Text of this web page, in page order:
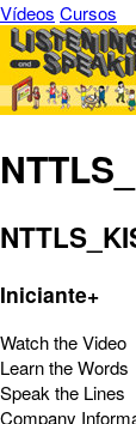
Vídeos Cursos
Iniciante+
Watch the Video
Learn the Words
Speak the Lines
Company